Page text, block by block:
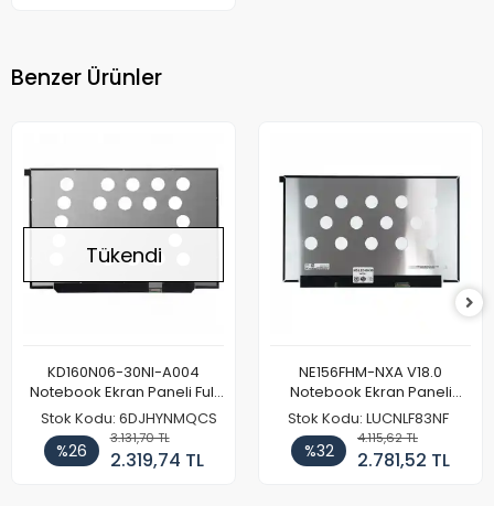
Benzer Ürünler
Tükendi
KD160N06-30NI-A004
Notebook Ekran Paneli Full
HD
Stok Kodu: 6DJHYNMQCS
%26
3.131,70 TL
2.319,74 TL
NE156FHM-NXA V18.0
Notebook Ekran Paneli
144Hz
Stok Kodu: LUCNLF83NF
%32
4.115,62 TL
2.781,52 TL